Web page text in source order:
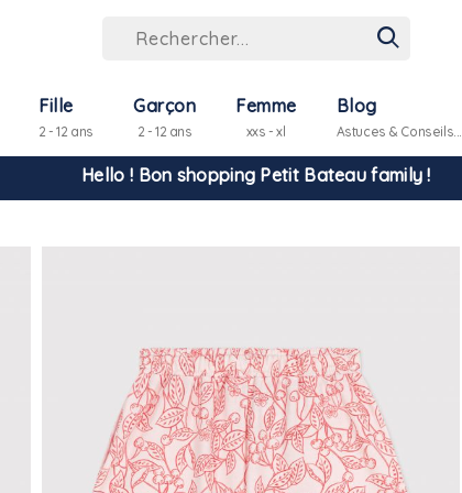
Fille
2 - 12 ans
Garçon
2 - 12 ans
Femme
xxs - xl
Blog
Astuces & Conseils...
Hello ! Bon shopping Petit Bateau family !
La livraison est assurée partout en Tunisie !